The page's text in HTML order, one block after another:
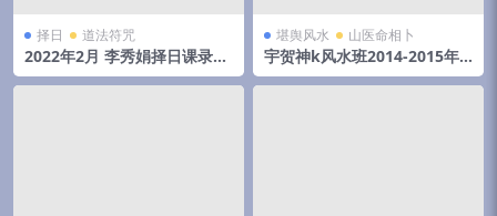
择日 道法符咒
2022年2月 李秀娟择日课录音
和物品丢失怎么找
堪舆风水 山医命相卜
宇贺神k风水班2014-2015年
初文字记录.pdf 夸克网盘下载